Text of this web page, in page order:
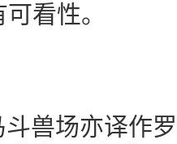
看性。
兽场亦译作